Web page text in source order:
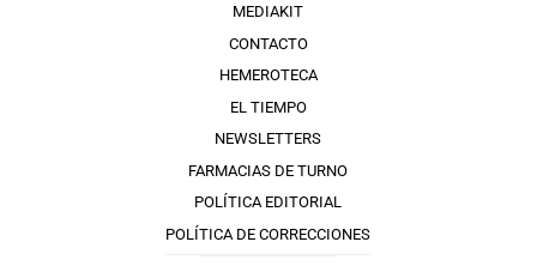
MEDIAKIT
CONTACTO
HEMEROTECA
EL TIEMPO
NEWSLETTERS
FARMACIAS DE TURNO
POLÍTICA EDITORIAL
POLÍTICA DE CORRECCIONES